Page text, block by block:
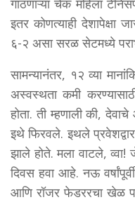
गाठणाऱ्या चेक महिला
इतर कोणत्याही देशापेक्षा
६-२ असा सरळ सेटमध्ये
सामन्यानंतर, १२ व्या
अस्वस्थता कमी
होता. ती म्हणाली की,
इथे फिरवले. इथले
झाले होते. मला वाटले, व्वा!
दिवस हवा आहे. नऊ
आणि रॉजर फेडररचा खेळ